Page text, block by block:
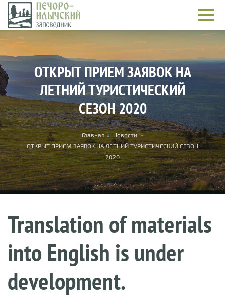
Skip to main content
ОТКРЫТ ПРИЕМ ЗАЯВОК НА
ЛЕТНИЙ ТУРИСТИЧЕСКИЙ
СЕЗОН 2020
You are hereГлавная » Новости »
ОТКРЫТ ПРИЕМ ЗАЯВОК НА ЛЕТНИЙ ТУРИСТИЧЕСКИЙ СЕЗОН
2020
Translation of materials
into English is under
development.